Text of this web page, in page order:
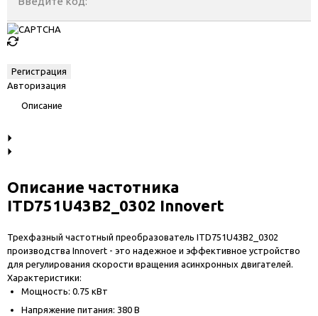
Авторизация
Описание
Описание частотника
ITD751U43B2_0302 Innovert
Трехфазный частотный преобразователь ITD751U43B2_0302
производства Innovert - это надежное и эффективное устройство
для регулирования скорости вращения асинхронных двигателей.
Характеристики:
Мощность: 0.75 кВт
Напряжение питания: 380 В